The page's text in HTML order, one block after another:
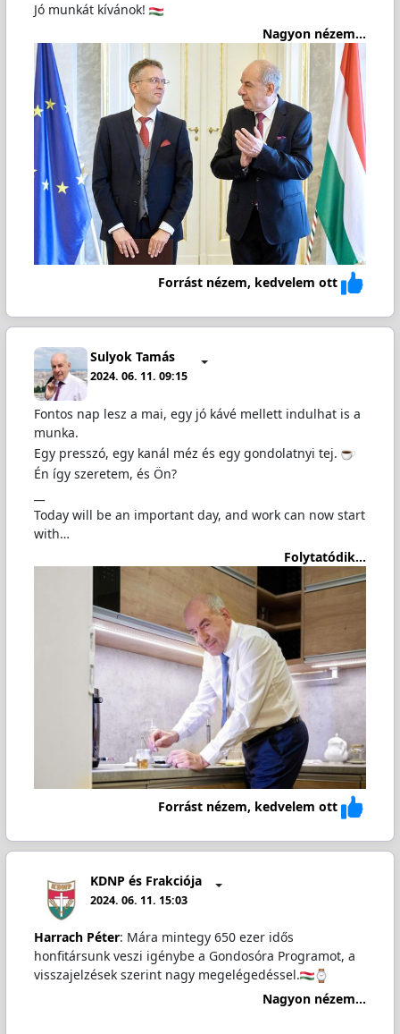
Jó munkát kívánok!
Nagyon nézem...
Forrást nézem, kedvelem ott
Sulyok Tamás
2024. 06. 11. 09:15
Fontos nap lesz a mai, egy jó kávé mellett indulhat is a
munka.
Egy presszó, egy kanál méz és egy gondolatnyi tej.
Én így szeretem, és Ön?
Today will be an important day, and work can now start
with…
Folytatódik...
Forrást nézem, kedvelem ott
KDNP és Frakciója
2024. 06. 11. 15:03
Harrach Péter: Mára mintegy 650 ezer idős
honfitársunk veszi igénybe a Gondosóra Programot, a
visszajelzések szerint nagy megelégedéssel.
Nagyon nézem...